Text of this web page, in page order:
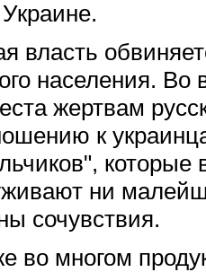
власть
населения. Во
жертвам
к
которые
ни
сочувствия.
во многом